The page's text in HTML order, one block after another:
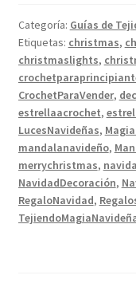
Categoría: Guías de
Etiquetas: christmas,
christmaslights,
CrochetParaVender,
estrellaacrochet,
LucesNavideñas,
mandalanavideño,
merrychristmas,
NavidadDecoración,
RegaloNavidad,